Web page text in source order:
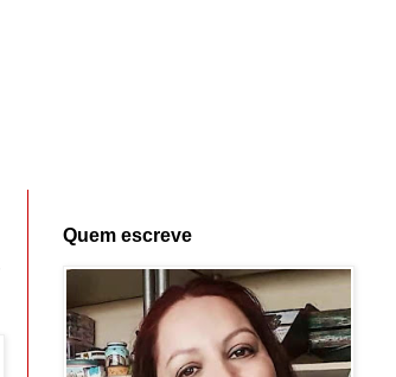
Quem escreve